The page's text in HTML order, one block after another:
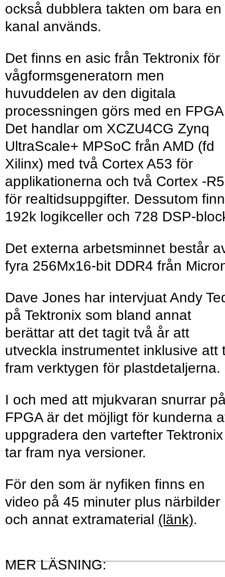
också dubblera takten om bara en
kanal används.
Det finns en asic från Tektronix för
vågformsgeneratorn men
huvuddelen av den digitala
processningen görs med en
Det handlar om XCZU4CG Zynq
UltraScale+ MPSoC från AMD (fd
Xilinx) med två Cortex A53 för
applikationerna och två Cortex -
för realtidsuppgifter. Dessutom
192k logikceller och 728 DSP-
Det externa arbetsminnet består
fyra 256Mx16-bit DDR4 från
Dave Jones har intervjuat Andy
på Tektronix som bland annat
berättar att det tagit två år att
utveckla instrumentet inklusive att
fram verktygen för plastdetaljerna.
I och med att mjukvaran snurrar
FPGA är det möjligt för kunderna
uppgradera den vartefter Tektronix
tar fram nya versioner.
För den som är nyfiken finns en
video på 45 minuter plus närbilder
och annat extramaterial (länk).